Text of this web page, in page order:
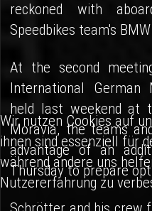
reckoned with
Speedbikes team's
At the second
International German
held last weekend at
Moravia, the teams
advantage of an
Thursday to prepare
Wir nutzen Cookies auf
ihnen sind essenziell für
während andere uns
Nutzererfahrung zu